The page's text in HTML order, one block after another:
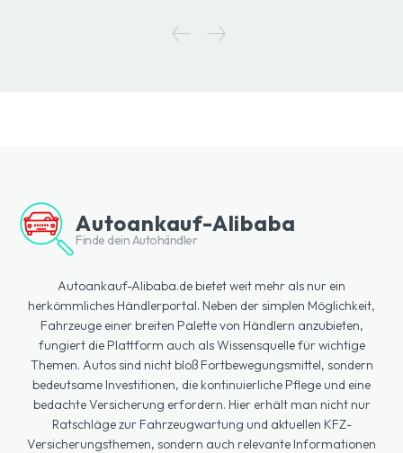
Autoankauf-Alibaba
Finde dein Autohändler
Autoankauf-Alibaba.de bietet weit mehr als nur ein
herkömmliches Händlerportal. Neben der simplen Möglichkeit,
Fahrzeuge einer breiten Palette von Händlern anzubieten,
fungiert die Plattform auch als Wissensquelle für wichtige
Themen. Autos sind nicht bloß Fortbewegungsmittel, sondern
bedeutsame Investitionen, die kontinuierliche Pflege und eine
bedachte Versicherung erfordern. Hier erhält man nicht nur
Ratschläge zur Fahrzeugwartung und aktuellen KFZ-
Versicherungsthemen, sondern auch relevante Informationen